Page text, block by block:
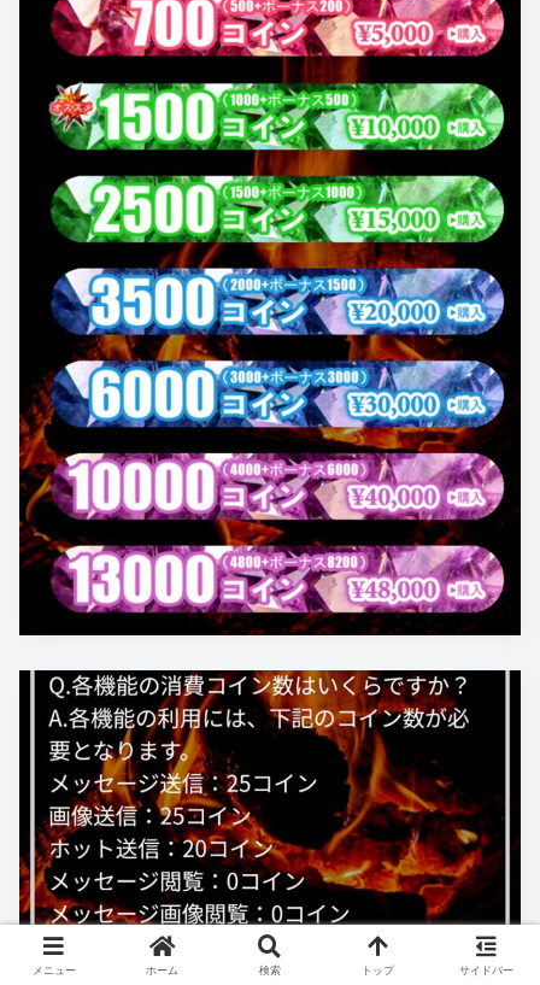
メニュー ホーム 検索 トップ サイドバー